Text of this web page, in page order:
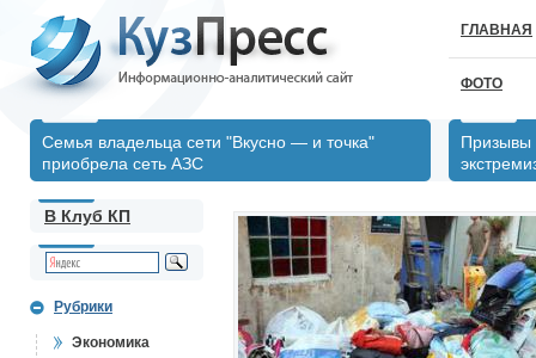
ГЛАВНАЯ
ФОТО
Семья владельца сети "Вкусно — и точка"
приобрела сеть АЗС
Призывы
В Клуб КП
Рубрики
Экономика